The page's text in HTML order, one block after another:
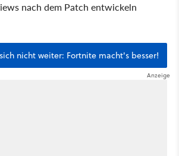
nach dem Patch entwickeln
nicht weiter: Fortnite macht's besser!